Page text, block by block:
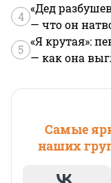
4
«Дед
— что он
5
«Я крутая»:
— как она
Самые
наших